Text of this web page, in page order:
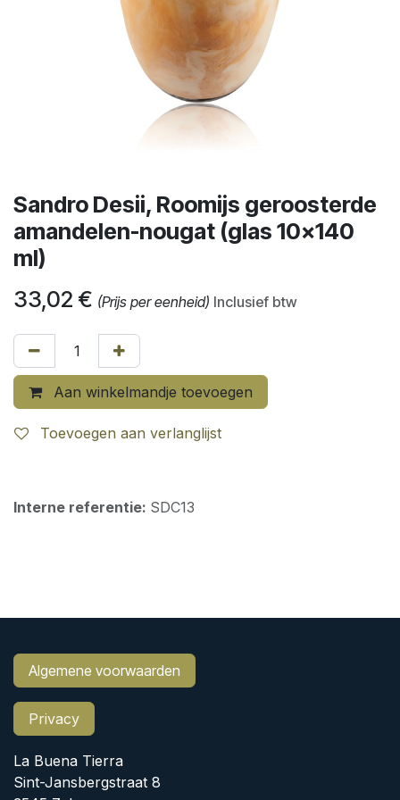
Sandro Desii, Roomijs geroosterde
amandelen-nougat (glas 10x140
ml)
33,02 € (Prijs per eenheid) Inclusief btw
Aan winkelmandje toevoegen
Toevoegen aan verlanglijst
Interne referentie: SDC13
Algemene voorwaarden
Privacy
La Buena Tierra
Sint-Jansbergstraat 8